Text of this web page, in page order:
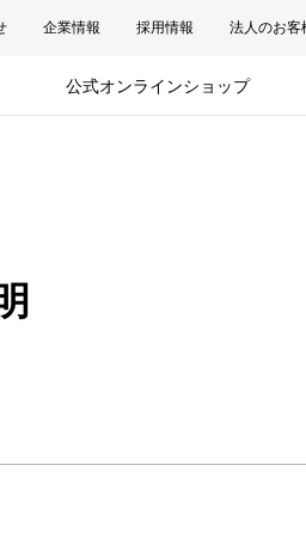
企業情報 採用情報 法人のお客
公式オンラインショップ